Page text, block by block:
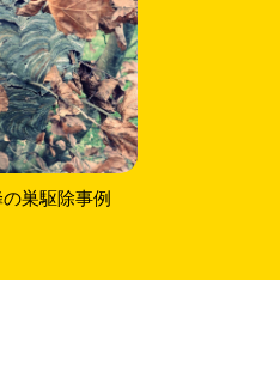
巣駆除事例